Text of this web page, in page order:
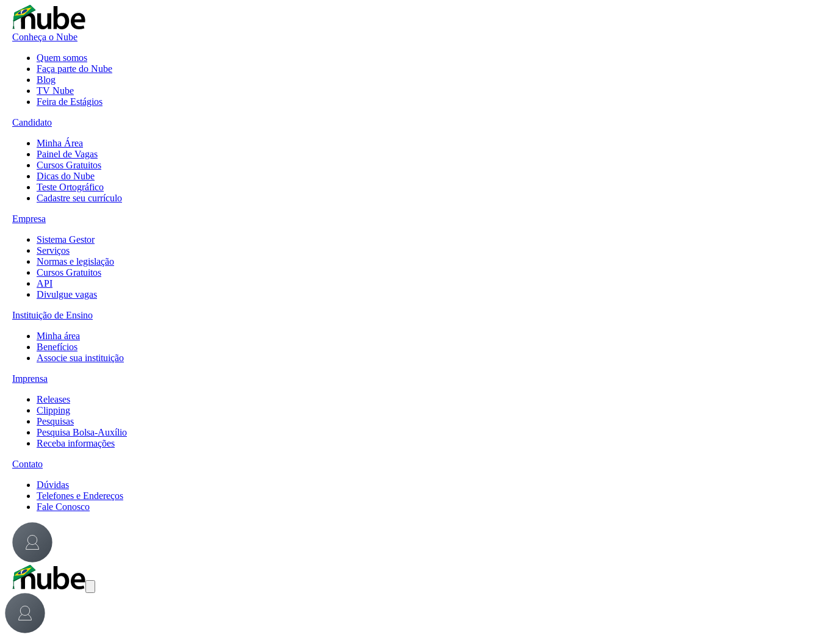
Conheça o Nube
Quem somos
Faça parte do Nube
Blog
TV Nube
Feira de Estágios
Candidato
Minha Área
Painel de Vagas
Cursos Gratuitos
Dicas do Nube
Teste Ortográfico
Cadastre seu currículo
Empresa
Sistema Gestor
Serviços
Normas e legislação
Cursos Gratuitos
API
Divulgue vagas
Instituição de Ensino
Minha área
Benefícios
Associe sua instituição
Imprensa
Releases
Clipping
Pesquisas
Pesquisa Bolsa-Auxílio
Receba informações
Contato
Dúvidas
Telefones e Endereços
Fale Conosco